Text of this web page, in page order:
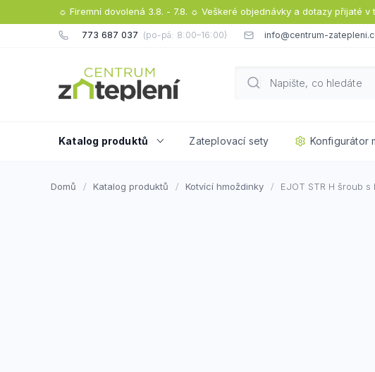
na
☼ Firemní dovolená 3.8. - 7.8. ☼ Veškeré objednávky a dotazy přijaté
773 687 037 info@centrum-
Katalog produktů Zateplovací sety Konfigurátor
Domů Katalog produktů Kotvící hmoždinky EJOT STR H šroub